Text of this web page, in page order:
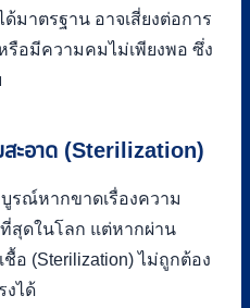
มาตรฐาน อาจเสี่ยงต่อการ
อมีความคมไม่เพียงพอ ซึ่ง
สะอาด (Sterilization)
รณ์หากขาดเรื่องความ
สุดในโลก แต่หากผ่าน
อ (Sterilization) ไม่ถูกต้อง
งได้